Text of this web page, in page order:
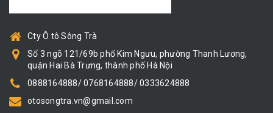
Cty Ô tô Sông Trà
Số 3 ngõ 121/69b phố Kim Ngưu, phường Thanh Lương,
quận Hai Bà Trưng, thành phố Hà Nội
0888164888/ 0768164888/ 0333624888
otosongtra.vn@gmail.com